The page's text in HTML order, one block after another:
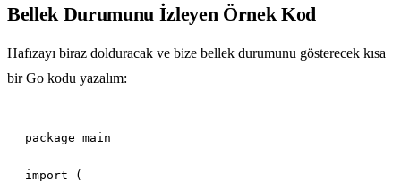
Bellek Durumunu İzleyen Örnek Kod
Hafızayı biraz dolduracak ve bize bellek durumunu gösterecek kısa
bir Go kodu yazalım: